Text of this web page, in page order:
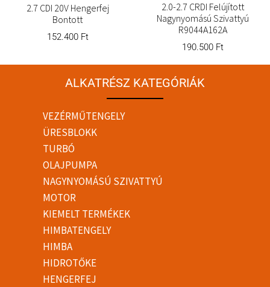
2.7 CDI 20V Hengerfej
Bontott
152.400 Ft
2.0-2.7 CRDI Felújított
Nagynyomású Szivattyú
R9044A162A
190.500 Ft
ALKATRÉSZ KATEGÓRIÁK
VEZÉRMŰTENGELY
ÜRESBLOKK
TURBÓ
OLAJPUMPA
NAGYNYOMÁSÚ SZIVATTYÚ
MOTOR
KIEMELT TERMÉKEK
HIMBATENGELY
HIMBA
HIDROTŐKE
HENGERFEJ